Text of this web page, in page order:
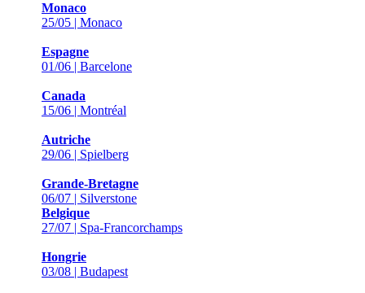
Monaco
25/05 | Monaco
Espagne
01/06 | Barcelone
Canada
15/06 | Montréal
Autriche
29/06 | Spielberg
Grande-Bretagne
06/07 | Silverstone
Belgique
27/07 | Spa-Francorchamps
Hongrie
03/08 | Budapest